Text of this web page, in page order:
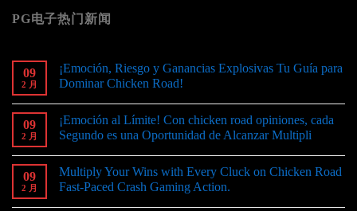
分
PG电子热门新闻
09
2 月
¡Emoción, Riesgo y Ganancias Explosivas Tu Guía para
Dominar Chicken Road!
09
2 月
¡Emoción al Límite! Con chicken road opiniones, cada
Segundo es una Oportunidad de Alcanzar Multipli
09
2 月
Multiply Your Wins with Every Cluck on Chicken Road
Fast-Paced Crash Gaming Action.